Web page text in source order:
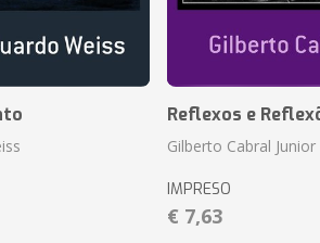
Reflexos e
Gilberto Cabral Junior
IMPRESO
€ 7,63